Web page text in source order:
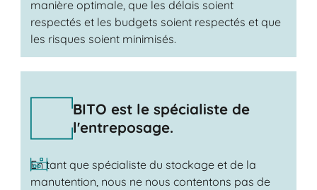
manière optimale, que les délais soient
respectés et les budgets soient respectés et que
les risques soient minimisés.
BITO est le spécialiste de
l'entreposage.
En tant que spécialiste du stockage et de la
manutention, nous ne nous contentons pas de